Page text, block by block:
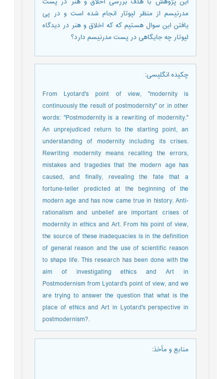
مدرنیسم از منظر لیوتار انجام شده است و در پی
یافتن این سوال هستیم که که اخلاق و هنر در دیدگاه
لیوتار چه جایگاهی در پست مدرنیسم دارد؟
چکیده انگلیسی:
From Lyotard's point of view, "modernity is
continuously the result of postmodernity" or in other
words: "Postmodernity is a rewriting of modernity."
An unprejudiced return to the starting point, an
understanding of modernity including its crises.
Rewriting modernity means recalling the errors,
mistakes and tragedies that the modern age has
caused, and finally, revealing the fate that a
fortune-teller predicted at the beginning of the
modern age and has now came true in history. Anti-
rationalism and unbelief are important crises of
modernity in ethics and Art. From his point of view,
the source of these inadequacies is in the definition
of general reason and the use of scientific reason
to shape life. This research has been done with the
aim of investigating ethics and Art in
Postmodernism from Lyotard's point of view, and we
are trying to answer the question that what is the
place of ethics and Art in Lyotard's perspective in
postmodernism?.
منابع و مأخذ: